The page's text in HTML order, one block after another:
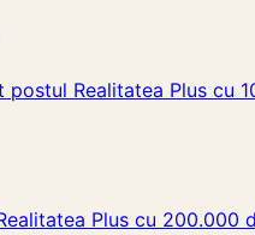
postul Realitatea Plus cu
Plus cu